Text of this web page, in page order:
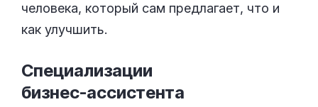
человека, который сам предлагает, что и
как улучшить.
Специализации
бизнес-ассистента